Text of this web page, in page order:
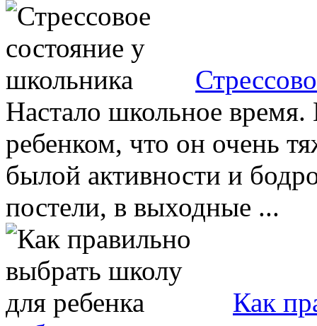
Настало школьное время.
ребенком, что он очень
былой активности и
постели, в выходные ...
Как